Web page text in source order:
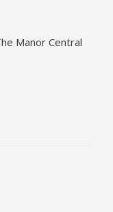
Manor Central